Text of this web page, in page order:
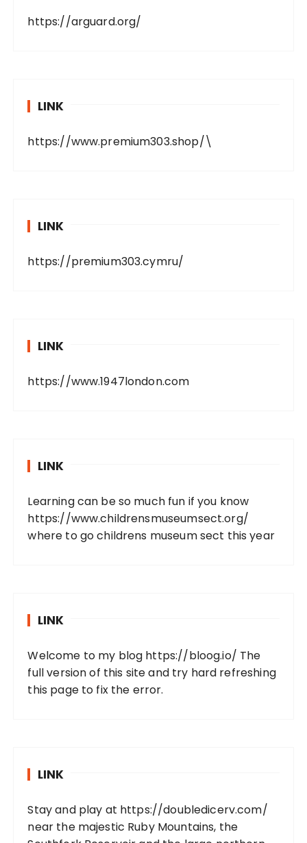
https://arguard.org/
LINK
https://www.premium303.shop/\
LINK
https://premium303.cymru/
LINK
https://www.1947london.com
LINK
Learning can be so much fun if you know
https://www.childrensmuseumsect.org/
where to go childrens museum sect this year
LINK
Welcome to my blog https://bloog.io/ The
full version of this site and try hard refreshing
this page to fix the error.
LINK
Stay and play at https://doubledicerv.com/
near the majestic Ruby Mountains, the